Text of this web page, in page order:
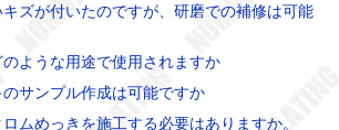
ズが付いたのですが、研磨での補修は可能
ような用途で使用されますか
サンプル作成は可能ですか
ムめっきを施工する必要はありますか。